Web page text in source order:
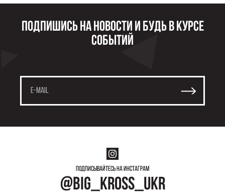
Подпишись на новости и будь в курсе
событий
Подписывайтесь на инстаграм
@big_kross_ukr